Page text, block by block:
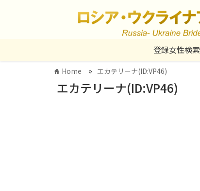
登録女性検索
home Home » エカテリーナ(ID:VP46)
エカテリーナ(ID:VP46)